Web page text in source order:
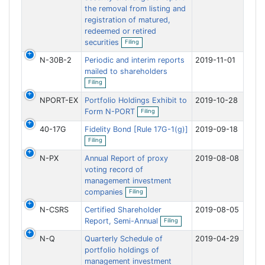
l
i
the removal from listing and
registration of matured,
redeemed or retired
securities
Filing
O
e
n
f
i
n
g
N-30B-2
Periodic and interim reports
mailed to shareholders
Filing
O
e
n
f
l
i
g
2019-11-01
NPORT-EX
Portfolio Holdings Exhibit to
Form N-PORT
Filing
O
e
n
i
g
2019-10-28
40-17G Fidelity Bond [Rule 17G-1(g)]
Filing
O
e
n
f
i
l
i
g
2019-09-18
N-PX
Annual Report of proxy
voting record of
management investment
companies
Filing
O
e
n
f
i
n
g
2019-08-08
N-CSRS
Certified Shareholder
Report, Semi-Annual
Filing
e
2019-08-05
N-Q
Quarterly Schedule of
portfolio holdings of
management investment
2019-04-29